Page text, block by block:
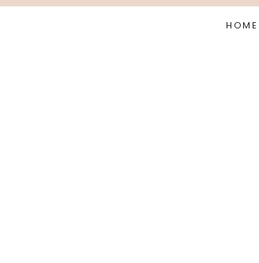
HOME